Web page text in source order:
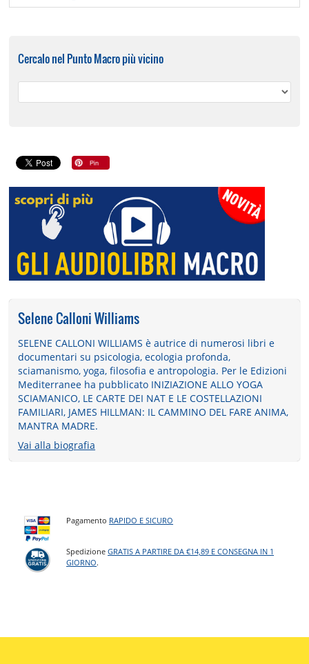
Cercalo nel Punto Macro più vicino
Selene Calloni Williams
SELENE CALLONI WILLIAMS è autrice di numerosi libri e
documentari su psicologia, ecologia profonda,
sciamanismo, yoga, filosofia e antropologia. Per le Edizioni
Mediterranee ha pubblicato INIZIAZIONE ALLO YOGA
SCIAMANICO, LE CARTE DEI NAT E LE COSTELLAZIONI
FAMILIARI, JAMES HILLMAN: IL CAMMINO DEL FARE ANIMA,
MANTRA MADRE.
Vai alla biografia
Pagamento RAPIDO E SICURO
SpedizioneGRATIS A PARTIRE DA €14,89 E CONSEGNA IN 1
GIORNO.